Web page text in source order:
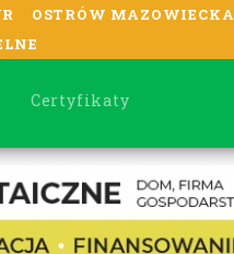
OSTRÓW MAZOWIECKA
Certyfikaty